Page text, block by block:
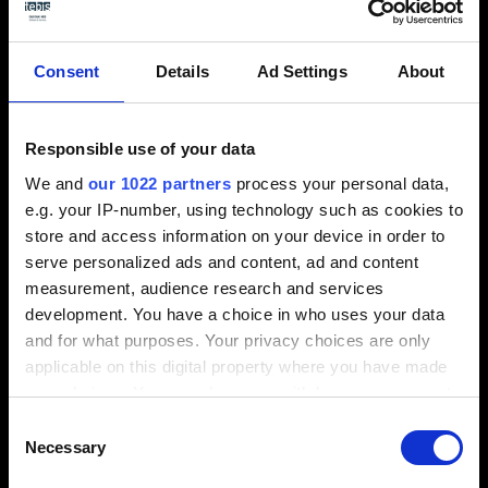
Consent Details Ad Settings About
Responsible use of your data
We and our 1022 partners process your personal data,
e.g. your IP-number, using technology such as cookies to
store and access information on your device in order to
serve personalized ads and content, ad and content
measurement, audience research and services
development. You have a choice in who uses your data
and for what purposes. Your privacy choices are only
applicable on this digital property where you have made
your choices. You can change or withdraw your consent
the Privacy trigger icon.
Selection
Necessary
Station 5 – Maschine real rüsten
Geprüfte NC-Programme kommen im
Steuerungsformat an die Maschine. Das Ergebnis
des virtuellen Rüstens steht dem
Maschinenbediener ohne Informationsverlust zur
Verfügung. Die digitale Dokumentation liefert